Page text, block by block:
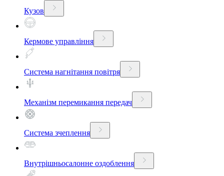
Кузов
Кермове управління
Система нагнітання повітря
Механізм перемикання передач
Система зчеплення
Внутрішньосалонне оздоблення